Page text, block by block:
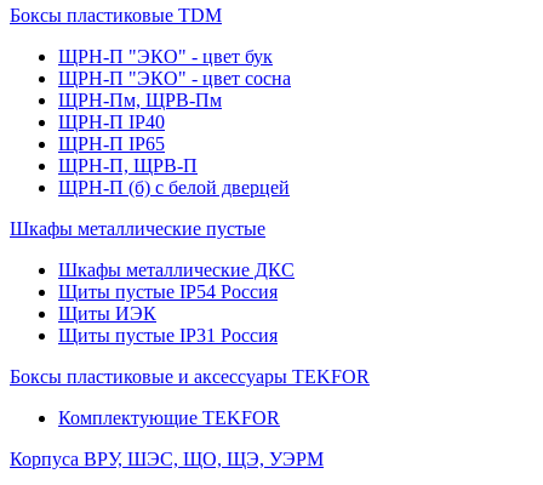
Боксы пластиковые TDM
ЩРН-П "ЭКО" - цвет бук
ЩРН-П "ЭКО" - цвет сосна
ЩРН-Пм, ЩРВ-Пм
ЩРН-П IP40
ЩРН-П IP65
ЩРН-П, ЩРВ-П
ЩРН-П (б) с белой дверцей
Шкафы металлические пустые
Шкафы металлические ДКС
Щиты пустые IP54 Россия
Щиты ИЭК
Щиты пустые IP31 Россия
Боксы пластиковые и аксессуары TEKFOR
Комплектующие TEKFOR
Корпуса ВРУ, ШЭС, ЩО, ЩЭ, УЭРМ